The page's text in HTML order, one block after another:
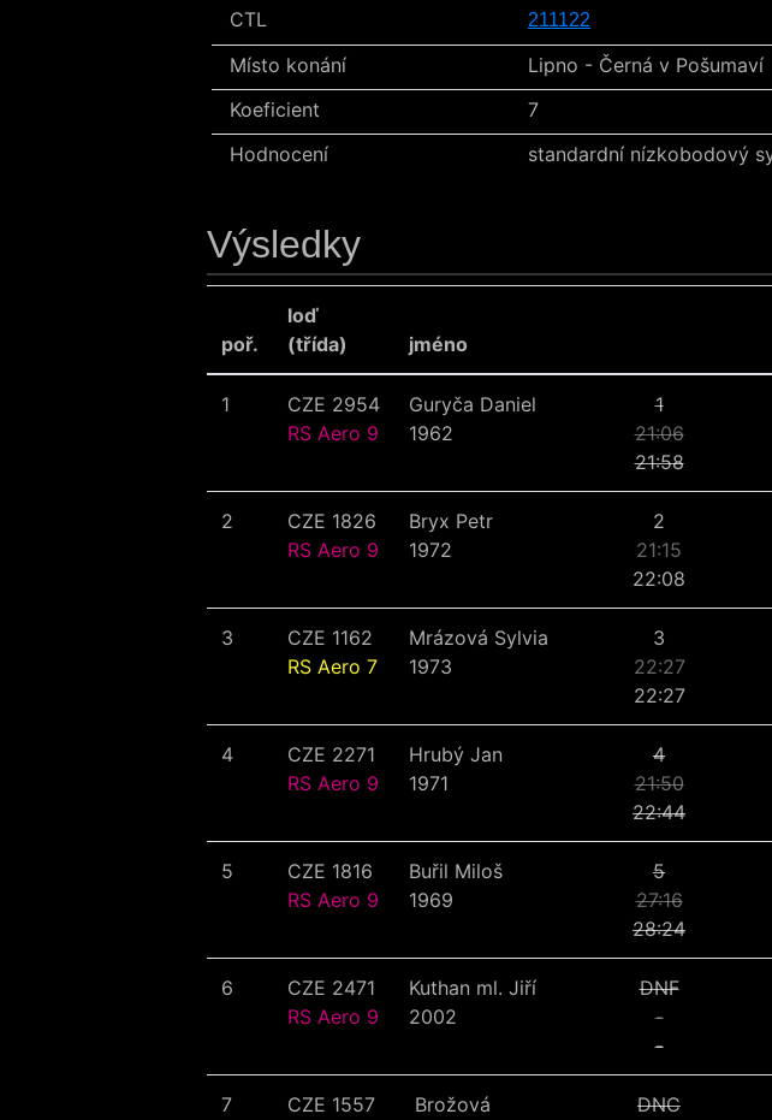
CTL 211122
Místo konání
Lipno - Černá v Pošumaví
Koeficient
7
Hodnocení
standardní nízkobodový
Výsledky
poř.
loď
(třída)
jméno
1
CZE 2954
RS Aero 9
Guryča Daniel
1962
1
21:06
21:58
2
CZE 1826
RS Aero 9
Bryx Petr
1972
2
21:15
22:08
3
CZE 1162
RS Aero 7
Mrázová Sylvia
1973
3
22:27
22:27
4
CZE 2271
RS Aero 9
Hrubý Jan
1971
4
21:50
22:44
5
CZE 1816
RS Aero 9
Buřil Miloš
1969
5
27:16
28:24
6
CZE 2471
RS Aero 9
Kuthan ml. Jiří
2002
DNF
-
-
7
CZE 1557
Brožová
DNC